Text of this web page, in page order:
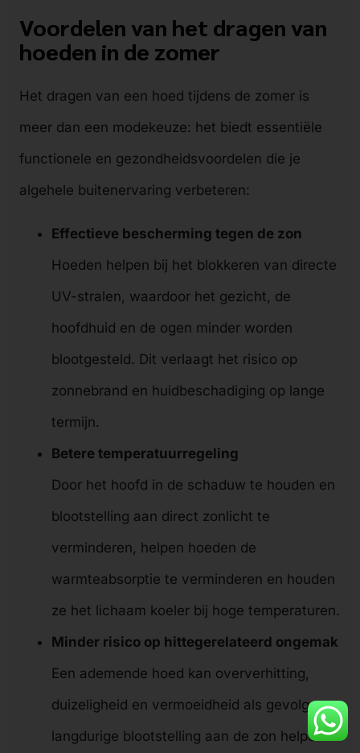
Voordelen van het dragen van
hoeden in de zomer
Het dragen van een hoed tijdens de zomer is
meer dan een modekeuze: het biedt essentiële
functionele en gezondheidsvoordelen die je
algehele buitenervaring verbeteren:
Effectieve bescherming tegen de zon
Hoeden helpen bij het blokkeren van directe
UV-stralen, waardoor het gezicht, de
hoofdhuid en de ogen minder worden
blootgesteld. Dit verlaagt het risico op
zonnebrand en huidbeschadiging op lange
termijn.
Betere temperatuurregeling
Door het hoofd in de schaduw te houden en
blootstelling aan direct zonlicht te
verminderen, helpen hoeden de
warmteabsorptie te verminderen en houden
ze het lichaam koeler bij hoge temperaturen.
Minder risico op hittegerelateerd ongemak
Een ademende hoed kan oververhitting,
duizeligheid en vermoeidheid als gevolg van
langdurige blootstelling aan de zon helpen